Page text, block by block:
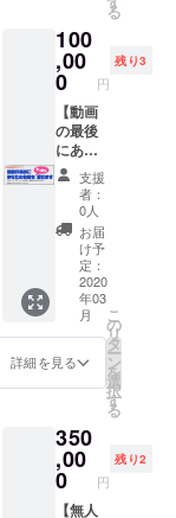
功しま
した。
※手作り
のた
め、サ
イズ・
重量・
デザイ
ン・カ
ラーに
ばらつ
きがあ
りま
す。 ※
定形外
郵便で
お送り
しま
名なん
でも
OK（犯
罪、ア
ダルト
関連
ワード
NG） ※
プリン
ト用の
ファイ
ルは支
援者様
にてご
用意く
ださ
い。 ※
拡張子
でお願
いしま
す。 ※
記載す
る動画
して掲
載し、
サバ
ジョの
ナレー
ション
で紹介
しま
す。 表
示：動
画２本
名前：
本名、
ニック
ネー
ム、商
標なん
でも
OK（犯
罪、ア
関連
ワード
NG）
+キャッ
チコ
る
100
,00
0 円
残り3
【動画
の最後
にあな
たの名
前を
でっか
く載せ
ます そ
の２】
あなた
の名前
や商標
名を動
画の最
後にス
ポン
して掲
載し、
サバ
ジョの
ナレー
支援
者：
0人
お届
け予
定：
2020
年03
月
詳細を見る
こ
の
リ
タ
ー
ン
を
選
択
す
る
350
,00
0 円
残り2
【無人